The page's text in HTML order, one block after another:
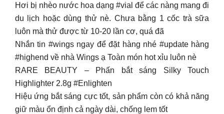
Hơi bị nhèo nước hoa dạng #vial để các nàng mang đi
du lịch hoặc dùng thử nè. Chưa bằng 1 cốc trà sữa
luôn mà thử được từ 10-20 lần cơ, quá đã
Nhắn tin #wings ngay để đặt hàng nhé #update hàng
#highend về nhà Wings ạ Toàn món hot xỉu luôn nè
RARE BEAUTY – Phấn bắt sáng Silky Touch
Highlighter 2.8g #Enlighten
Hiệu ứng bắt sáng cực tốt, sản phẩm còn có khả năng
giữ màu ổn định cả ngày dài, chống lem tốt